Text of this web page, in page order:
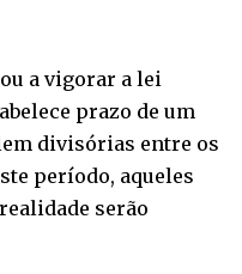
a vigorar a lei
prazo de um
divisórias entre os
período, aqueles
serão